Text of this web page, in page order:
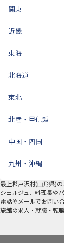
関東
近畿
東海
北海道
東北
北陸・甲信越
中国・四国
九州・沖縄
最上郡戸沢村(山形県)の
シェルジュ、料理長や
電話やメールでお問い
旅館の求人・就職・転